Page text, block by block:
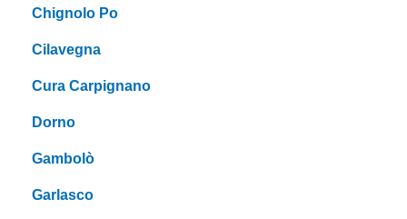
Chignolo Po
Cilavegna
Cura Carpignano
Dorno
Gambolò
Garlasco